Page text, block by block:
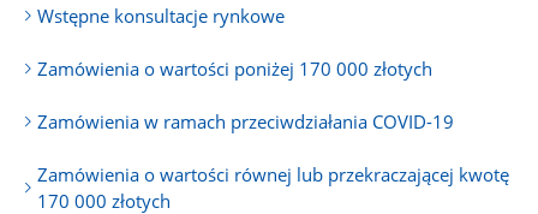
Wstępne konsultacje rynkowe
Zamówienia o wartości poniżej 170 000 złotych
Zamówienia w ramach przeciwdziałania COVID-19
Zamówienia o wartości równej lub przekraczającej kwotę
170 000 złotych